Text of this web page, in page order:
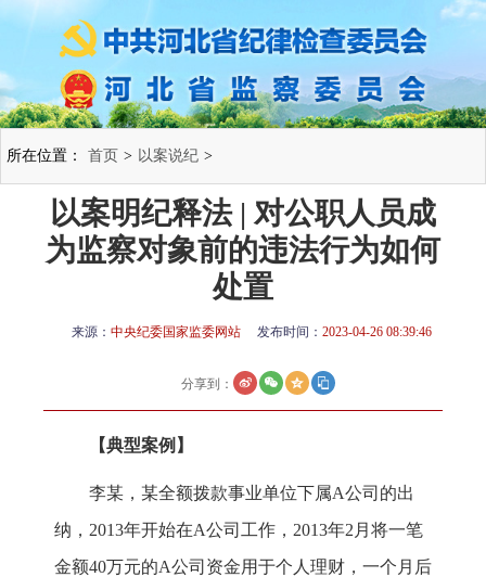
所在位置： 首页 > 以案说纪 >
以案明纪释法 | 对公职人员成
为监察对象前的违法行为如何
处置
来源： 中央纪委国家监委网站 发布时间： 2023-04-26 08:39:46
分享到：
【典型案例】
李某，某全额拨款事业单位下属A公司的出
纳，2013年开始在A公司工作，2013年2月将一笔
金额40万元的A公司资金用于个人理财，一个月后